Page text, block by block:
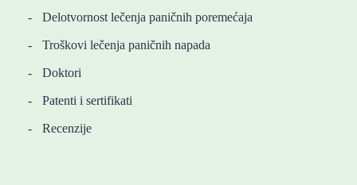
Delotvornost lečenja paničnih poremećaja
Troškovi lečenja paničnih napada
Doktori
Patenti i sertifikati
Recenzije